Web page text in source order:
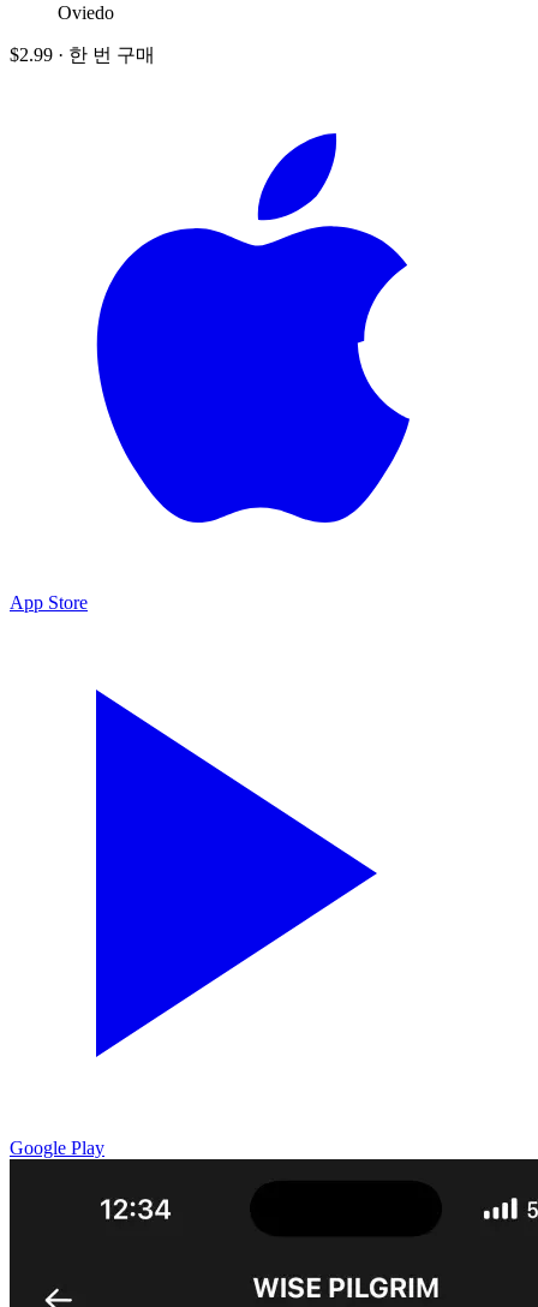
Oviedo
$2.99 · 한 번 구매
App Store
Google Play